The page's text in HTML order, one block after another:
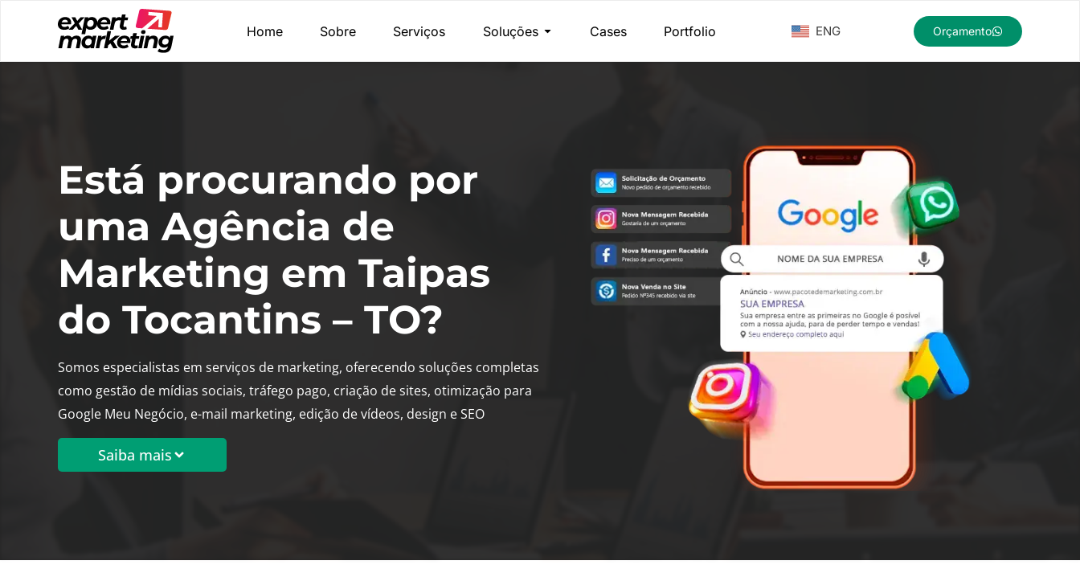
Home Sobre Serviços Soluções Cases Portfolio ENG Orçamento
Está procurando por
uma Agência de
Marketing em Taipas
do Tocantins – TO?
Somos especialistas em serviços de marketing, oferecendo soluções completas
como gestão de mídias sociais, tráfego pago, criação de sites, otimização para
Google Meu Negócio, e-mail marketing, edição de vídeos, design e SEO
Saiba mais